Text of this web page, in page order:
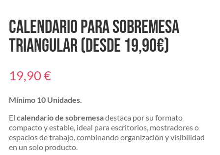
Calendario para sobremesa
triangular (Desde 19,90€)
19,90€
Mínimo 10 Unidades.
El calendario de sobremesadestaca por su formato
compacto y estable, ideal para escritorios, mostradores o
espacios de trabajo, combinando organización y visibilidad
en un solo producto.